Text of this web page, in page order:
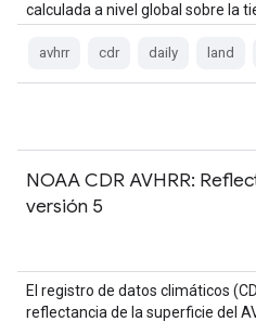
calculada a nivel global sobre la
avhrr cdr daily land
NOAA CDR AVHRR:
versión 5
El registro de datos climáticos
reflectancia de la superficie del